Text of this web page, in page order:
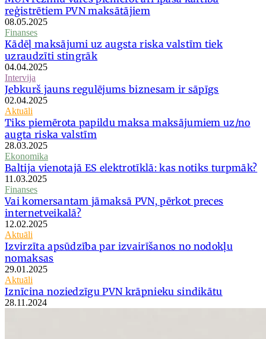
reģistrētiem PVN maksātājiem
08.05.2025
Finanses
Kādēļ maksājumi uz augsta riska valstīm tiek
uzraudzīti stingrāk
04.04.2025
Intervija
Jebkurš jauns regulējums biznesam ir sāpīgs
02.04.2025
Aktuāli
Tiks piemērota papildu maksa maksājumiem uz/no
augta riska valstīm
28.03.2025
Ekonomika
Baltija vienotajā ES elektrotīklā: kas notiks turpmāk?
11.03.2025
Finanses
Vai komersantam jāmaksā PVN, pērkot preces
internetveikalā?
12.02.2025
Aktuāli
Izvirzīta apsūdzība par izvairīšanos no nodokļu
nomaksas
29.01.2025
Aktuāli
Iznīcina noziedzīgu PVN krāpnieku sindikātu
28.11.2024